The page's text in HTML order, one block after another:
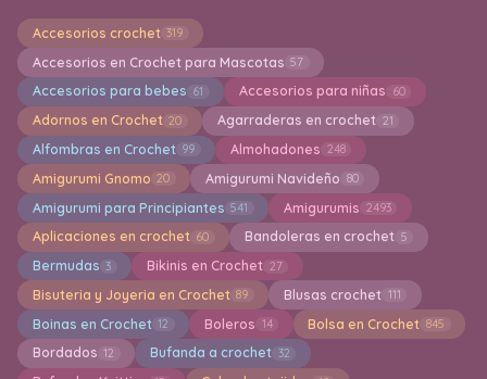
Accesorios crochet 319
Accesorios en Crochet para Mascotas 57
Accesorios para bebes 61 Accesorios para niñas 60
Adornos en Crochet 20 Agarraderas en crochet 21
Alfombras en Crochet 99 Almohadones 248
Amigurumi Gnomo 20 Amigurumi Navideño 80
Amigurumi para Principiantes 541 Amigurumis 2493
Aplicaciones en crochet 60 Bandoleras en crochet 5
Bermudas 3 Bikinis en Crochet 27
Bisuteria y Joyeria en Crochet 89 Blusas crochet 111
Boinas en Crochet 12 Boleros 14 Bolsa en Crochet 845
Bordados 12 Bufanda a crochet 32